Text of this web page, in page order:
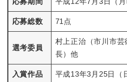
応募総数 71点
選考委員
村上正治（市川市
長）他
入賞作品
平成13年3月25日（